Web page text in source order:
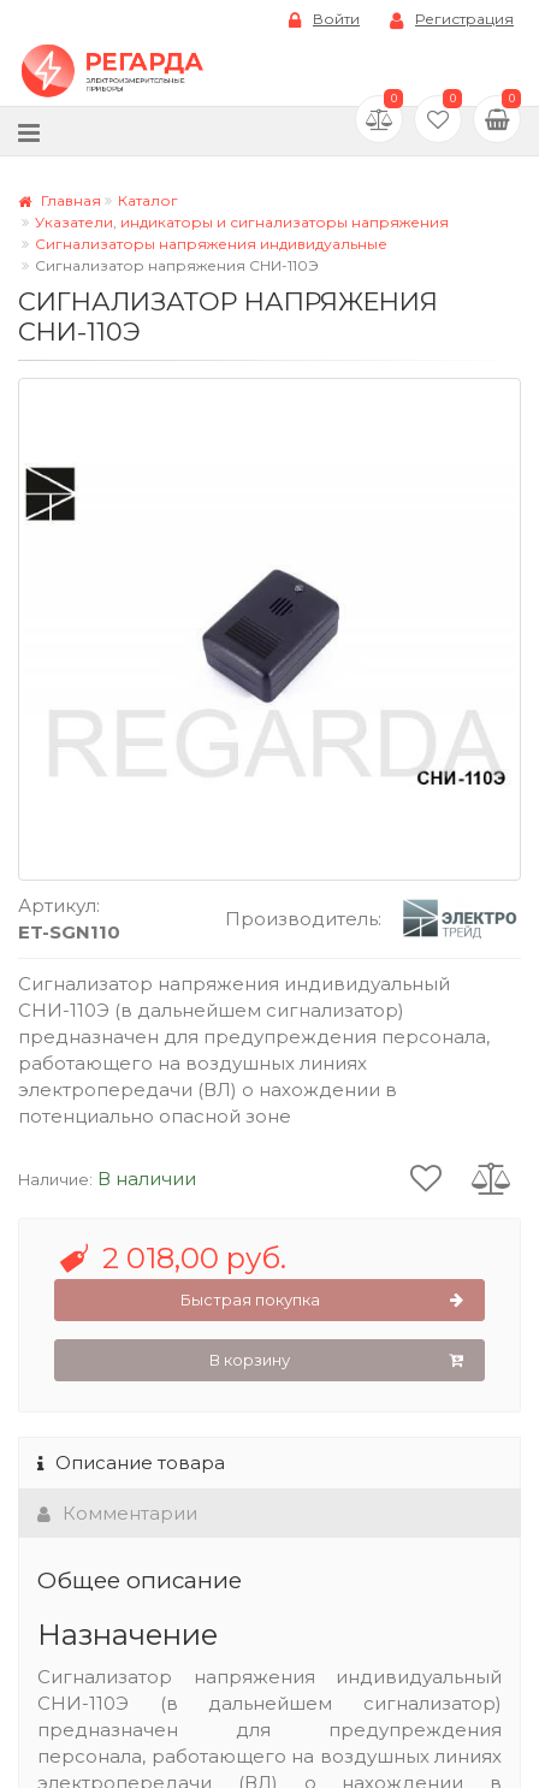
Войти Регистрация
0 0 0
Главная
Каталог
Указатели, индикаторы и сигнализаторы напряжения
Сигнализаторы напряжения индивидуальные
Сигнализатор напряжения СНИ-110Э
СИГНАЛИЗАТОР НАПРЯЖЕНИЯ
СНИ-110Э
Артикул:
ET-SGN110
Производитель:
Сигнализатор напряжения индивидуальный
СНИ-110Э (в дальнейшем сигнализатор)
предназначен для предупреждения персонала,
работающего на воздушных линиях
электропередачи (ВЛ) о нахождении в
потенциально опасной зоне
Наличие: В наличии
2 018,00 руб.
Быстрая покупка
В корзину
Описание товара
Комментарии
Общее описание
Назначение
Сигнализатор напряжения индивидуальный
СНИ-110Э (в дальнейшем сигнализатор)
предназначен для предупреждения
персонала, работающего на воздушных линиях
электропередачи (ВЛ) о нахождении в